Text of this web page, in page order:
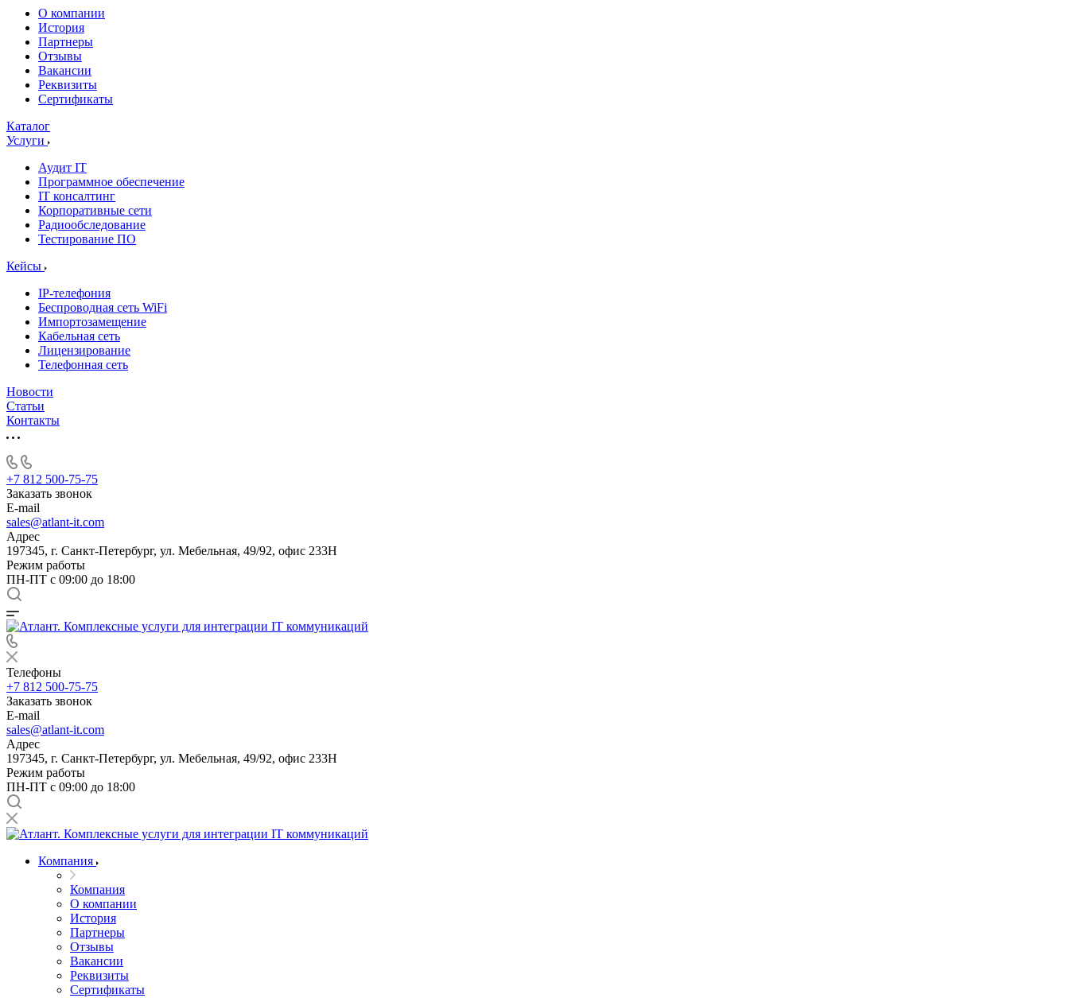
О компании
История
Партнеры
Отзывы
Вакансии
Реквизиты
Сертификаты
Каталог
Услуги
Аудит IT
Программное обеспечение
IT консалтинг
Корпоративные сети
Радиообследование
Тестирование ПО
Кейсы
IP-телефония
Беспроводная сеть WiFi
Импортозамещение
Кабельная сеть
Лицензирование
Телефонная сеть
Новости
Статьи
Контакты
+7 812 500-75-75
Заказать звонок
E-mail
sales@atlant-it.com
Адрес
197345, г. Санкт-Петербург, ул. Мебельная, 49/92, офис 233Н
Режим работы
ПН-ПТ с 09:00 до 18:00
Телефоны
+7 812 500-75-75
Заказать звонок
E-mail
sales@atlant-it.com
Адрес
197345, г. Санкт-Петербург, ул. Мебельная, 49/92, офис 233Н
Режим работы
ПН-ПТ с 09:00 до 18:00
Компания
Компания
О компании
История
Партнеры
Отзывы
Вакансии
Реквизиты
Сертификаты